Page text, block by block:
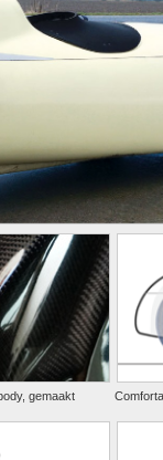
gemaakt